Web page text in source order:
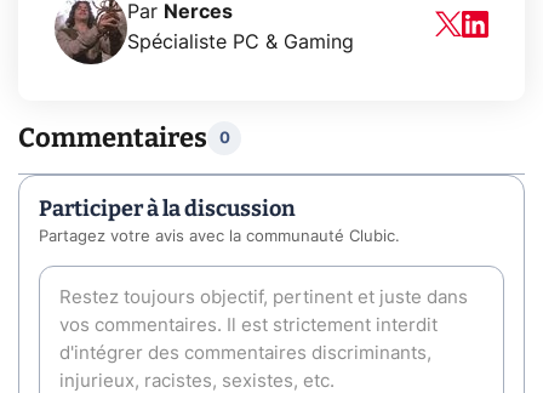
Par Nerces
Spécialiste PC & Gaming
Commentaires 0
Participer à la discussion
Partagez votre avis avec la communauté Clubic.